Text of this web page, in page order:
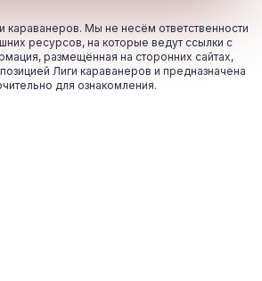
караванеров. Мы не несём ответственности
ресурсов, на которые ведут ссылки с
размещённая на сторонних сайтах,
Лиги караванеров и предназначена
для ознакомления.